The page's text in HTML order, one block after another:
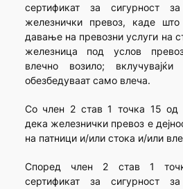
сертификат за сигурност
железнички превоз, каде
давање на превозни услуги на
железница под услов
влечно возило;
обезбедуваат само влеча.
Со член 2 став 1 точка 15 од
дека железнички превоз е
на патници и/или стока и/или
Според член 2 став 1
сертификат за сигурност